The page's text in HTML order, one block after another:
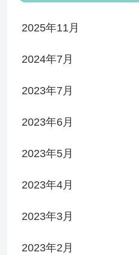
2025年11月
2024年7月
2023年7月
2023年6月
2023年5月
2023年4月
2023年3月
2023年2月